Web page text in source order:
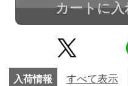
カートに入
入荷情報 すべて表示